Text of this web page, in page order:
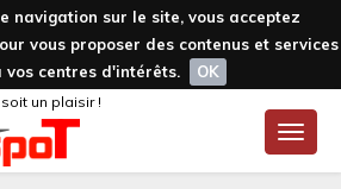
navigation sur le site, vous acceptez
vous proposer des contenus et services
vos centres d'intérêts.
OK
Toggle
un plaisir !